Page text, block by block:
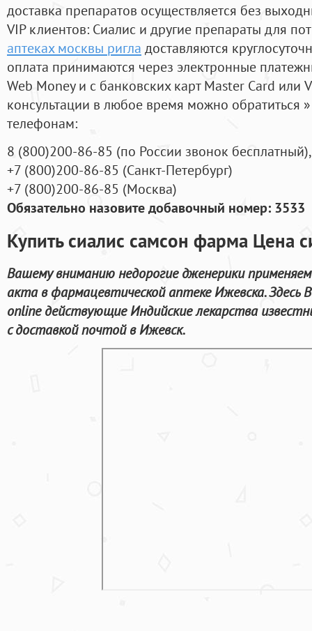
доставка препаратов осуществляется без
VIP клиентов: Сиалис и другие препараты для
аптеках москвы ригла доставляются
оплата принимаются через электронные
Web Money и с банковских карт Master Card или
консультации в любое время можно обратиться
телефонам:
8 (800)200-86-85 (по России звонок бесплатный),
+7 (800)200-86-85 (Санкт-Петербург)
+7 (800)200-86-85 (Москва)
Обязательно назовите добавочный номер: 3533
Купить сиалис самсон фарма Цена
Вашему вниманию недорогие дженерики
акта в фармацевтической аптеке Ижевска.
online действующие Индийские лекарства
с доставкой почтой в Ижевск.